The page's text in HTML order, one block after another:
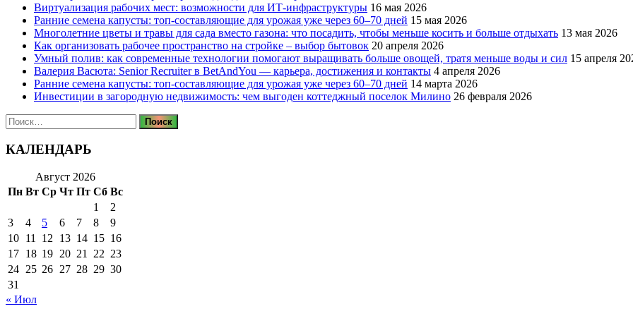
Виртуализация рабочих мест: возможности для ИТ-инфраструктуры 16 мая 2026
Ранние семена капусты: топ‑составляющие для урожая уже через 60–70 дней 15 мая 2026
Многолетние цветы и травы для сада вместо газона: что посадить, чтобы меньше косить и больше отдыхать 13 мая 2026
Как организовать рабочее пространство на стройке – выбор бытовок 20 апреля 2026
Умный полив: как современные технологии помогают выращивать больше овощей, тратя меньше воды и сил 15 апреля
Валерия Васюта: Senior Recruiter в BetAndYou — карьера, достижения и контакты 4 апреля 2026
Ранние семена капусты: топ‑составляющие для урожая уже через 60–70 дней 14 марта 2026
Инвестиции в загородную недвижимость: чем выгоден коттеджный поселок Милино 26 февраля 2026
Найти:
КАЛЕНДАРЬ
Август 2026
Пн Вт Ср Чт Пт Сб Вс
1
2
3
4 5 6 7 8
9
10 11 12 13 14 15 16
17 18 19 20 21 22 23
24 25 26 27 28 29 30
31
« Июл